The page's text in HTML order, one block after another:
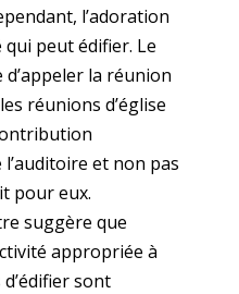
l’adoration
qui peut édifier. Le
d’appeler la réunion
réunions d’église
et non pas
pour eux.
suggère que
appropriée à
sont